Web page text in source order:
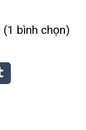
bình chọn)